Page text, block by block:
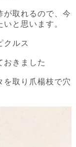
が取れるので、今
と思います。
クルス
おきました
を取り爪楊枝で穴